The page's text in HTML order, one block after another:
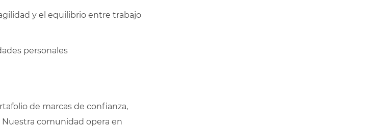
y el equilibrio entre trabajo
personales
de marcas de confianza,
comunidad opera en